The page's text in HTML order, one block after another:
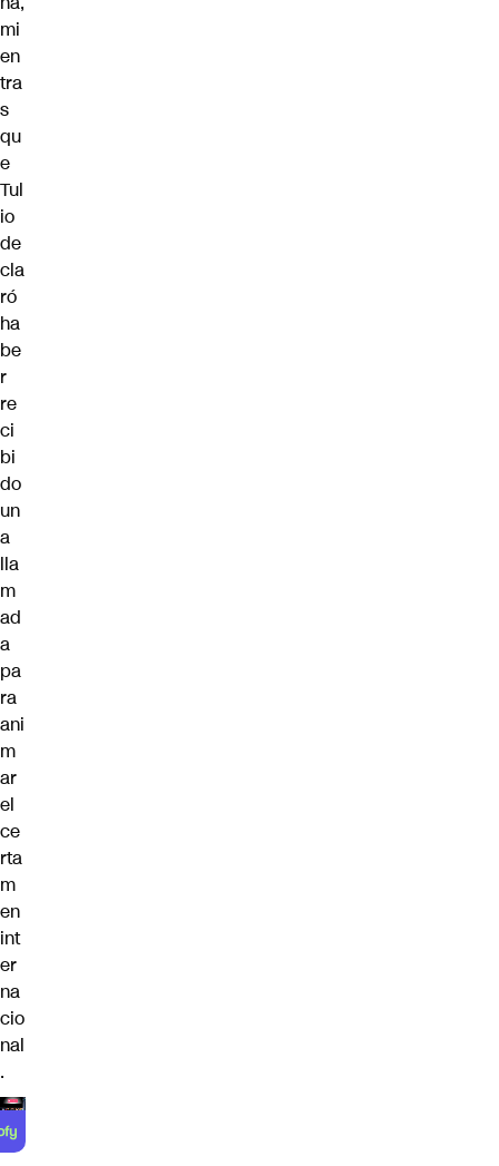
mi
en
tra
s
qu
e
Tul
io
de
cla
ró
ha
be
r
re
ci
bi
do
un
a
lla
m
ad
a
pa
ra
ani
m
ar
el
ce
rta
m
en
int
er
na
cio
nal
.